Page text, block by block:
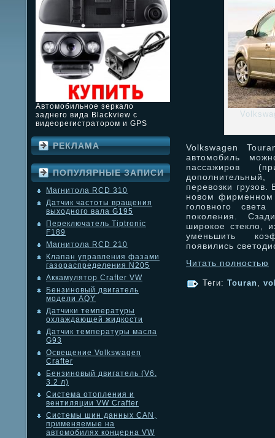
Автомобильное зеркало
заднего вида Blackview с
видеорегистратором и GPS
РЕКЛАМА
ПОПУЛЯРНЫЕ ЗАПИСИ
Магнитола RCD 310
Датчик частоты вращения
выходного вала G195
Переключатель Tiptronic
F189
Магнитола RCD 210
Клапан управления фазами
газораспределения N205
Аккамулятор Crafter VW
Бензиновый двигатель
модели AQY
Датчики температуры
охлаждающей жидкости
Датчик температуры масла
G93
Освещение Volkswagen
Crafter
Бензиновый двигатель (V6,
3.2 л)
Система отопления и
вентиляции VW Crafter
Системы шин данных CAN,
применяемые на
автомобилях концерна VW
Volkswagen
автомобиль
пассажиров
перевозки
новом
головного
поколения.
широкое стекло,
уменьшить
появились
Читать полностью
Теги: Touran,